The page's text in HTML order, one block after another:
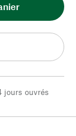
jours ouvrés